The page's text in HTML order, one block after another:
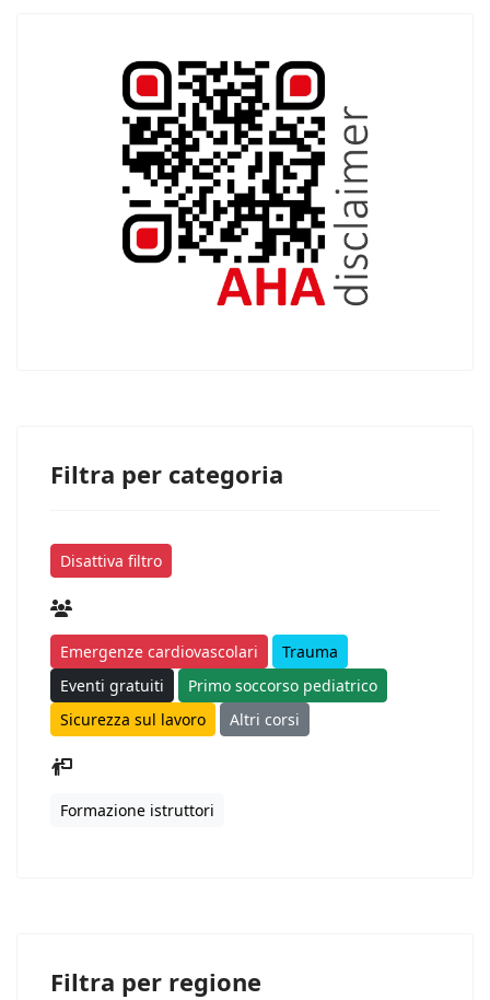
Filtra per categoria
Disattiva filtro
Emergenze cardiovascolari
Trauma
Eventi gratuiti
Primo soccorso pediatrico
Sicurezza sul lavoro
Altri corsi
Formazione istruttori
Filtra per regione